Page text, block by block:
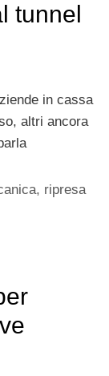
tunnel
in cassa
altri ancora
, ripresa